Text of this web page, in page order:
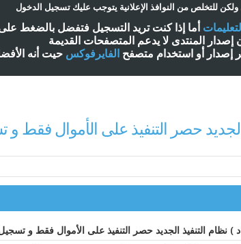
للتخلص من النوافذ الإعلانية يتوجب عليك تسجيل الدخول
التعليمات ما إذا كنت تريد التسجيل فتفضل بالضغط
إصدار المنتدى لا يدعم المتصفحات القديمة
إصدار أو استخدام متصفح الفايرفوكس حيت أنه
الجديد حصر التنفيذ على الأموال فقط
) نظام التنفيذ الجديد حصر التنفيذ على الأموال فقط و